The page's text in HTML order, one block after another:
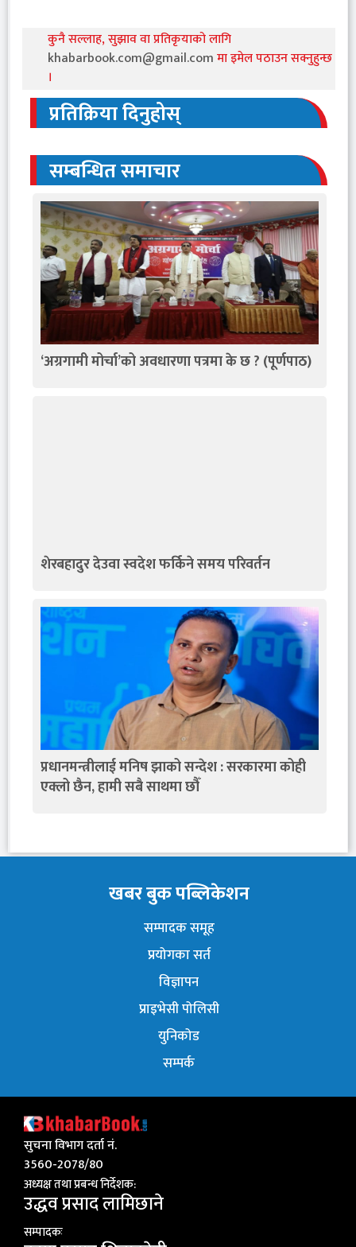
कुनै सल्लाह, सुझाव वा प्रतिकृयाको लागि
khabarbook.com@gmail.comमा इमेल पठाउन सक्नुहुन्छ
।
प्रतिक्रिया दिनुहोस्
सम्बन्धित समाचार
‘अग्रगामी मोर्चा’को अवधारणा पत्रमा के छ ? (पूर्णपाठ)
शेरबहादुर देउवा स्वदेश फर्किने समय परिवर्तन
प्रधानमन्त्रीलाई मनिष झाको सन्देश : सरकारमा कोही
एक्लो छैन, हामी सबै साथमा छौँ
खबर बुक पब्लिकेशन
सम्पादक समूह
प्रयोगका सर्त
विज्ञापन
प्राइभेसी पोलिसी
युनिकोड
सम्पर्क
सुचना विभाग दर्ता नं.
3560-2078/80
अध्यक्ष तथा प्रबन्ध निर्देशक:
उद्धव प्रसाद लामिछाने
सम्पादकः